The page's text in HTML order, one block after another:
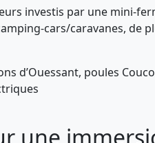
investis par une mini-
cars/caravanes, de
d’Ouessant, poules